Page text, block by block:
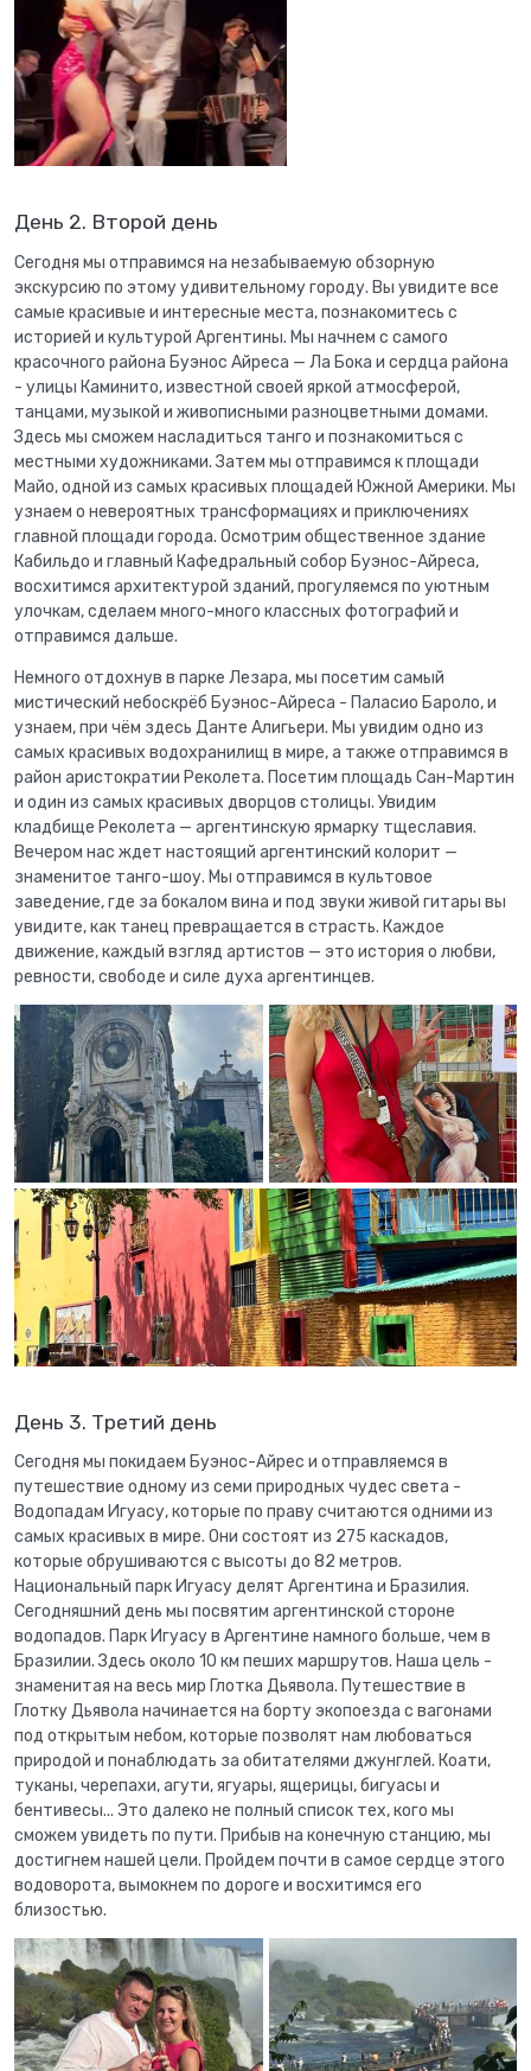
День 2. Второй день
Сегодня мы отправимся на незабываемую обзорную
экскурсию по этому удивительному городу. Вы увидите все
самые красивые и интересные места, познакомитесь с
историей и культурой Аргентины. Мы начнем с самого
красочного района Буэнос Айреса — Ла Бока и сердца района
- улицы Каминито, известной своей яркой атмосферой,
танцами, музыкой и живописными разноцветными домами.
Здесь мы сможем насладиться танго и познакомиться с
местными художниками. Затем мы отправимся к площади
Майо, одной из самых красивых площадей Южной Америки. Мы
узнаем о невероятных трансформациях и приключениях
главной площади города. Осмотрим общественное здание
Кабильдо и главный Кафедральный собор Буэнос-Айреса,
восхитимся архитектурой зданий, прогуляемся по уютным
улочкам, сделаем много-много классных фотографий и
отправимся дальше.
Немного отдохнув в парке Лезара, мы посетим самый
мистический небоскрёб Буэнос-Айреса - Паласио Бароло, и
узнаем, при чём здесь Данте Алигьери. Мы увидим одно из
самых красивых водохранилищ в мире, а также отправимся в
район аристократии Реколета. Посетим площадь Сан-Мартин
и один из самых красивых дворцов столицы. Увидим
кладбище Реколета — аргентинскую ярмарку тщеславия.
Вечером нас ждет настоящий аргентинский колорит —
знаменитое танго-шоу. Мы отправимся в культовое
заведение, где за бокалом вина и под звуки живой гитары вы
увидите, как танец превращается в страсть. Каждое
движение, каждый взгляд артистов — это история о любви,
ревности, свободе и силе духа аргентинцев.
День 3. Третий день
Сегодня мы покидаем Буэнос-Айрес и отправляемся в
путешествие одному из семи природных чудес света -
Водопадам Игуасу, которые по праву считаются одними из
самых красивых в мире. Они состоят из 275 каскадов,
которые обрушиваются с высоты до 82 метров.
Национальный парк Игуасу делят Аргентина и Бразилия.
Сегодняшний день мы посвятим аргентинской стороне
водопадов. Парк Игуасу в Аргентине намного больше, чем в
Бразилии. Здесь около 10 км пеших маршрутов. Наша цель -
знаменитая на весь мир Глотка Дьявола. Путешествие в
Глотку Дьявола начинается на борту экопоезда с вагонами
под открытым небом, которые позволят нам любоваться
природой и понаблюдать за обитателями джунглей. Коати,
туканы, черепахи, агути, ягуары, ящерицы, бигуасы и
бентивесы... Это далеко не полный список тех, кого мы
сможем увидеть по пути. Прибыв на конечную станцию, мы
достигнем нашей цели. Пройдем почти в самое сердце этого
водоворота, вымокнем по дороге и восхитимся его
близостью.